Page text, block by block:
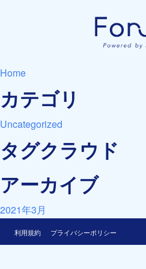
Home
カテゴリ
Uncategorized
タグクラウド
アーカイブ
2021年3月
利用規約 プライバシーポリシー